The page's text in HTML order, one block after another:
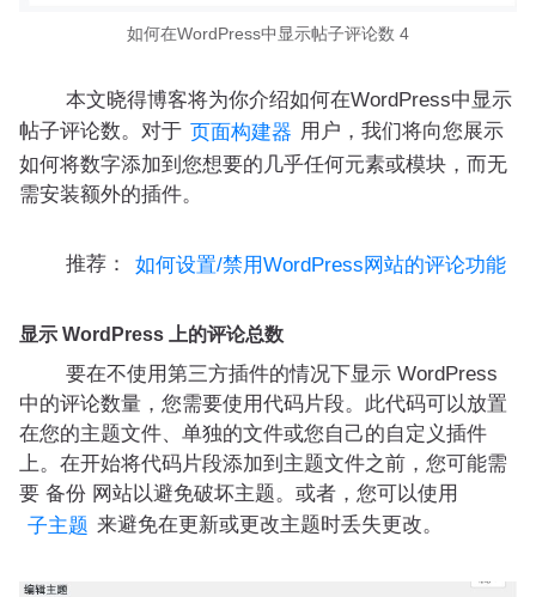
如何在WordPress中显示帖子评论数 4
本文晓得博客将为你介绍如何在WordPress中显示
帖子评论数。对于 页面构建器 用户，我们将向您展示
如何将数字添加到您想要的几乎任何元素或模块，而无
需安装额外的插件。
推荐： 如何设置/禁用WordPress网站的评论功能
显示 WordPress 上的评论总数
要在不使用第三方插件的情况下显示 WordPress
中的评论数量，您需要使用代码片段。此代码可以放置
在您的主题文件、单独的文件或您自己的自定义插件
上。在开始将代码片段添加到主题文件之前，您可能需
要 备份 网站以避免破坏主题。或者，您可以使用
子主题 来避免在更新或更改主题时丢失更改。